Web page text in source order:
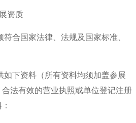
资质
符合国家法律、法规及国家标准、
如下资料（所有资料均须加盖参展
法有效的营业执照或单位登记注册